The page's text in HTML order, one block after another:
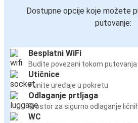
Dostupne opcije koje možete
putovanje:
Besplatni WiFi
Budite povezani tokom putovanja
Utičnice
Punite uređaje u pokretu
Odlaganje prtljaga
Prostor za sigurno odlaganje
WC